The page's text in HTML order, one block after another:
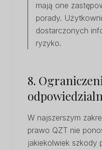
mają one
porady.
dostarczonych
ryzyko.
8.
W najszerszym
prawo QZT nie
jakiekolwiek szkody